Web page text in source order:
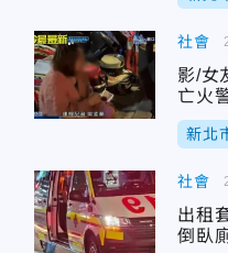
社會
影/女
亡火
新北
社會
出租
倒臥